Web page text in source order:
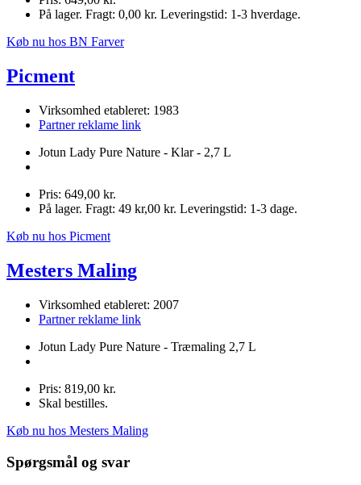
På lager. Fragt: 0,00 kr. Leveringstid: 1-3 hverdage.
Køb nu hos BN Farver
Picment
Virksomhed etableret: 1983
Partner reklame link
Jotun Lady Pure Nature - Klar - 2,7 L
Pris: 649,00 kr.
På lager. Fragt: 49 kr,00 kr. Leveringstid: 1-3 dage.
Køb nu hos Picment
Mesters Maling
Virksomhed etableret: 2007
Partner reklame link
Jotun Lady Pure Nature - Træmaling 2,7 L
Pris: 819,00 kr.
Skal bestilles.
Køb nu hos Mesters Maling
Spørgsmål og svar